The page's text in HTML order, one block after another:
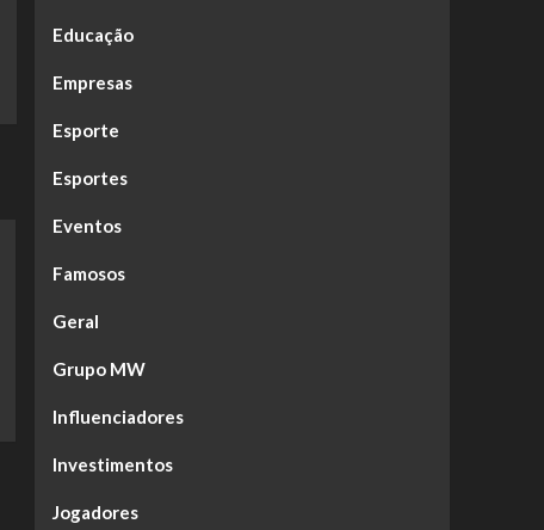
Educação
Empresas
Esporte
Esportes
Eventos
Famosos
Geral
Grupo MW
Influenciadores
Investimentos
Jogadores